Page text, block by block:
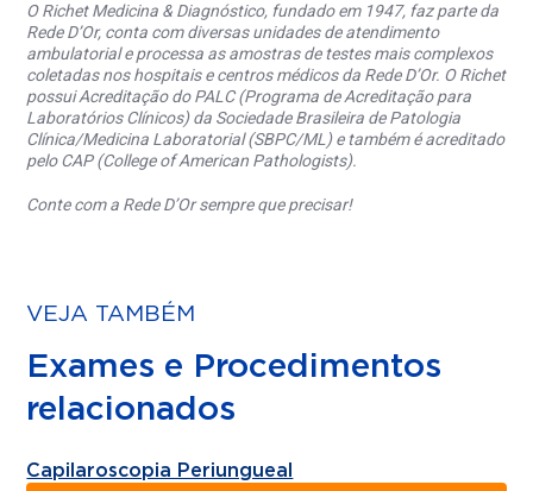
O Richet Medicina & Diagnóstico, fundado em 1947, faz parte da
Rede D’Or, conta com diversas unidades de atendimento
ambulatorial e processa as amostras de testes mais complexos
coletadas nos hospitais e centros médicos da Rede D’Or. O Richet
possui Acreditação do PALC (Programa de Acreditação para
Laboratórios Clínicos) da Sociedade Brasileira de Patologia
Clínica/Medicina Laboratorial (SBPC/ML) e também é acreditado
pelo CAP (College of American Pathologists).
Conte com a Rede D’Or sempre que precisar!
VEJA TAMBÉM
Exames e Procedimentos
relacionados
Capilaroscopia Periungueal